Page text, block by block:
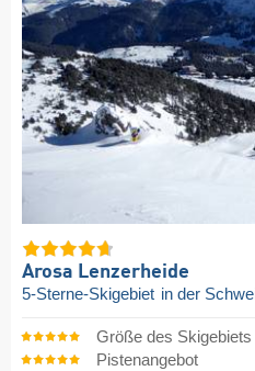
Arosa Lenzerheide
5-Sterne-Skigebiet in der
Größe des Skigebiets
Pistenangebot